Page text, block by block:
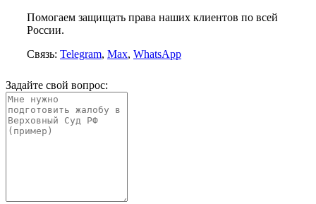
Помогаем защищать права наших клиентов по всей
России.
Связь: Telegram, Max, WhatsApp
Задайте свой вопрос: